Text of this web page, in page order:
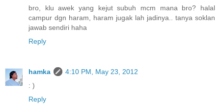
bro, klu awek yang kejut subuh mcm mana bro? halal
campur dgn haram, haram jugak lah jadinya.. tanya soklan
jawab sendiri haha
Reply
hamka
4:10 PM, May 23, 2012
: )
Reply